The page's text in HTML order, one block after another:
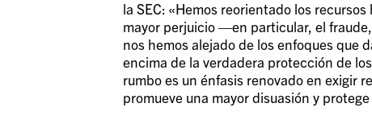
la SEC: «Hemos reorientado los
mayor perjuicio —en particular, el
nos hemos alejado de los enfoques que
encima de la verdadera protección de
rumbo es un énfasis renovado en exigir
promueve una mayor disuasión y